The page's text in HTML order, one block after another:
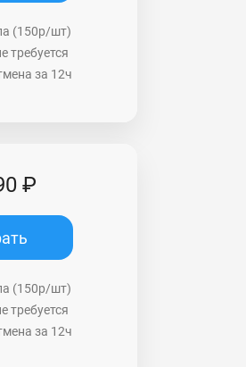
(150р/шт)
требуется
за 12ч
₽
(150р/шт)
требуется
за 12ч